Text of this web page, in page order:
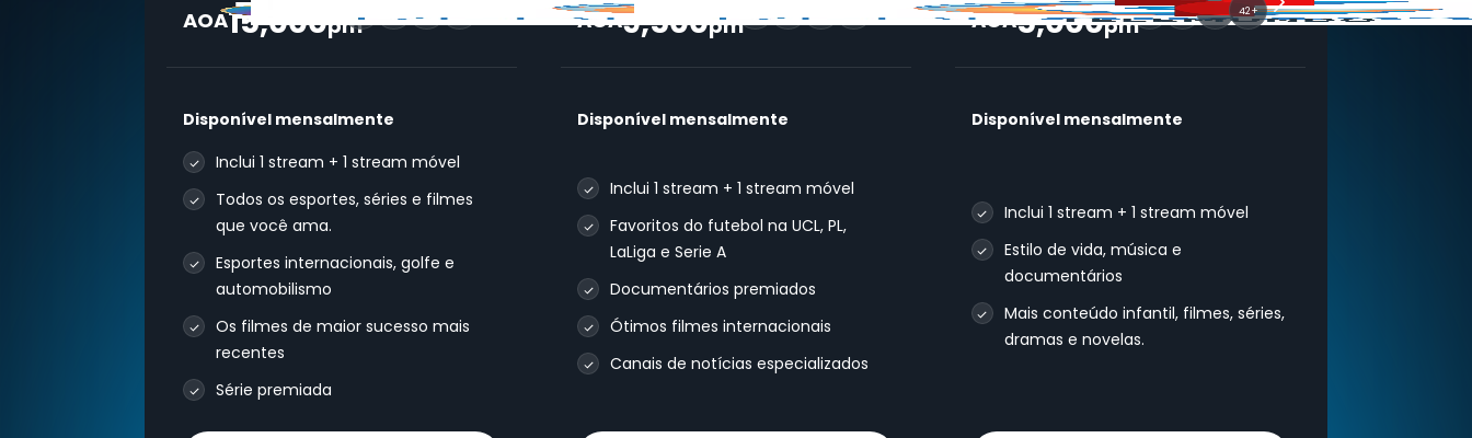
AOA15,000pm
Disponível mensalmente
Inclui 1 stream + 1 stream móvel
Todos os esportes, séries e filmes
que você ama.
Esportes internacionais, golfe e
automobilismo
Os filmes de maior sucesso mais
recentes
Série premiada
AOA9,500pm
Disponível mensalmente
Inclui 1 stream + 1 stream móvel
Favoritos do futebol na UCL, PL,
LaLiga e Serie A
Documentários premiados
Ótimos filmes internacionais
Canais de notícias especializados
AOA5,000pm
42+
Disponível mensalmente
Inclui 1 stream + 1 stream móvel
Estilo de vida, música e
documentários
Mais conteúdo infantil, filmes, séries,
dramas e novelas.